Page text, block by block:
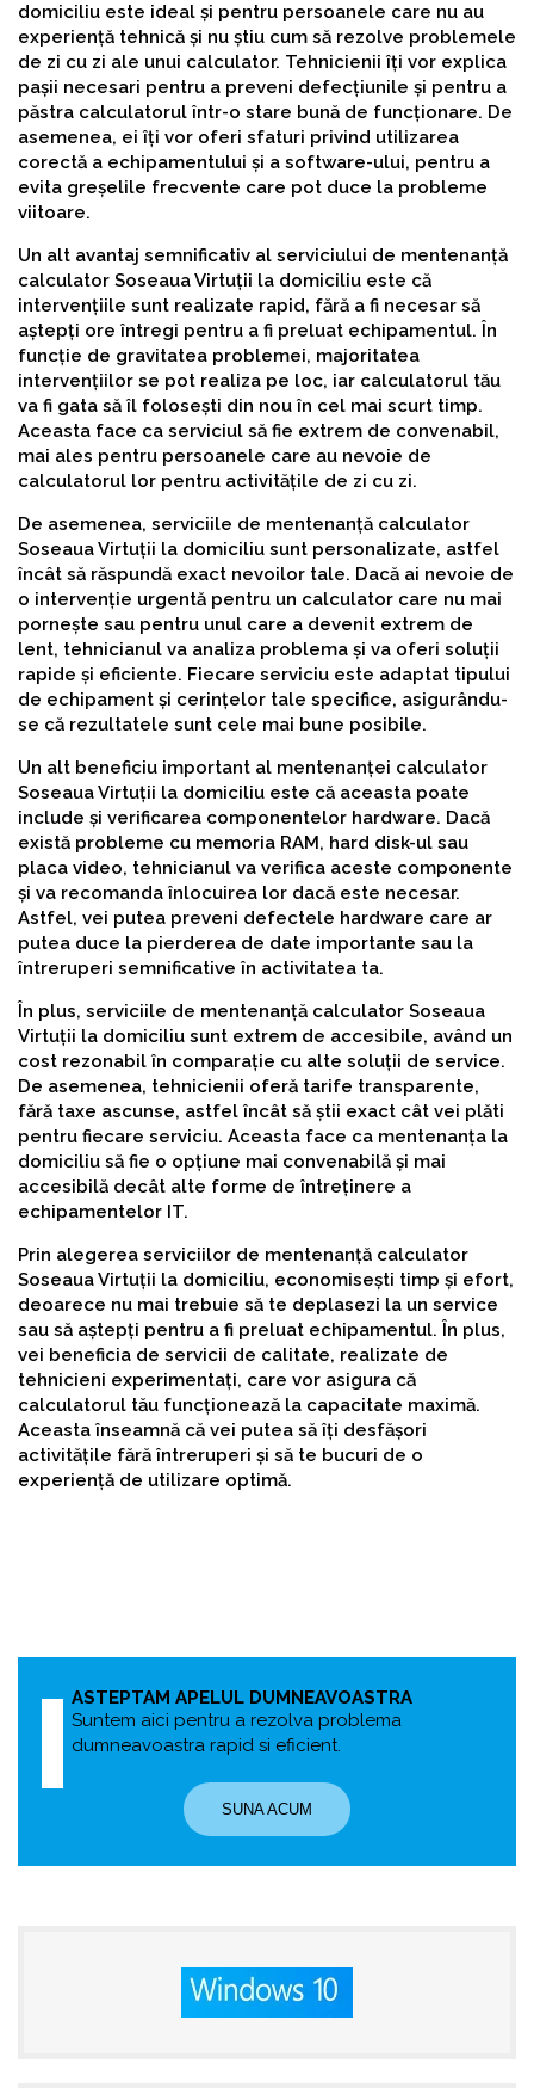
domiciliu este ideal și pentru persoanele care nu au
experiență tehnică și nu știu cum să rezolve problemele
de zi cu zi ale unui calculator. Tehnicienii îți vor explica
pașii necesari pentru a preveni defecțiunile și pentru a
păstra calculatorul într-o stare bună de funcționare. De
asemenea, ei îți vor oferi sfaturi privind utilizarea
corectă a echipamentului și a software-ului, pentru a
evita greșelile frecvente care pot duce la probleme
viitoare.
Un alt avantaj semnificativ al serviciului de mentenanță
calculator Soseaua Virtuții la domiciliu este că
intervențiile sunt realizate rapid, fără a fi necesar să
aștepți ore întregi pentru a fi preluat echipamentul. În
funcție de gravitatea problemei, majoritatea
intervențiilor se pot realiza pe loc, iar calculatorul tău
va fi gata să îl folosești din nou în cel mai scurt timp.
Aceasta face ca serviciul să fie extrem de convenabil,
mai ales pentru persoanele care au nevoie de
calculatorul lor pentru activitățile de zi cu zi.
De asemenea, serviciile de mentenanță calculator
Soseaua Virtuții la domiciliu sunt personalizate, astfel
încât să răspundă exact nevoilor tale. Dacă ai nevoie de
o intervenție urgentă pentru un calculator care nu mai
pornește sau pentru unul care a devenit extrem de
lent, tehnicianul va analiza problema și va oferi soluții
rapide și eficiente. Fiecare serviciu este adaptat tipului
de echipament și cerințelor tale specifice, asigurându-
se că rezultatele sunt cele mai bune posibile.
Un alt beneficiu important al mentenanței calculator
Soseaua Virtuții la domiciliu este că aceasta poate
include și verificarea componentelor hardware. Dacă
există probleme cu memoria RAM, hard disk-ul sau
placa video, tehnicianul va verifica aceste componente
și va recomanda înlocuirea lor dacă este necesar.
Astfel, vei putea preveni defectele hardware care ar
putea duce la pierderea de date importante sau la
întreruperi semnificative în activitatea ta.
În plus, serviciile de mentenanță calculator Soseaua
Virtuții la domiciliu sunt extrem de accesibile, având un
cost rezonabil în comparație cu alte soluții de service.
De asemenea, tehnicienii oferă tarife transparente,
fără taxe ascunse, astfel încât să știi exact cât vei plăti
pentru fiecare serviciu. Aceasta face ca mentenanța la
domiciliu să fie o opțiune mai convenabilă și mai
accesibilă decât alte forme de întreținere a
echipamentelor IT.
Prin alegerea serviciilor de mentenanță calculator
Soseaua Virtuții la domiciliu, economisești timp și efort,
deoarece nu mai trebuie să te deplasezi la un service
sau să aștepți pentru a fi preluat echipamentul. În plus,
vei beneficia de servicii de calitate, realizate de
tehnicieni experimentați, care vor asigura că
calculatorul tău funcționează la capacitate maximă.
Aceasta înseamnă că vei putea să îți desfășori
activitățile fără întreruperi și să te bucuri de o
experiență de utilizare optimă.
ASTEPTAM APELUL DUMNEAVOASTRA
Suntem aici pentru a rezolva problema
dumneavoastra rapid si eficient.
SUNA ACUM